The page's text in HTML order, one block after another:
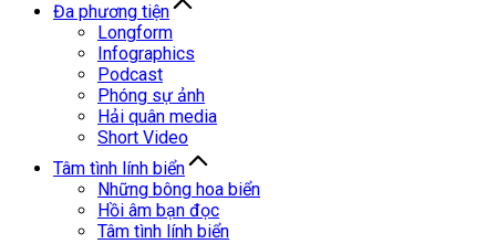
Đa phương tiện
Longform
Infographics
Podcast
Phóng sự ảnh
Hải quân media
Short Video
Tâm tình lính biển
Những bông hoa biển
Hồi âm bạn đọc
Tâm tình lính biển